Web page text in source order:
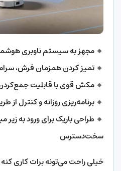
🔸 مجهز به سیستم ناوبری
🔸 تمیز کردن همزمان فرش،
🔸 مکش قوی با قابلیت
🔸 برنامه‌ریزی روزانه و کنترل از
🔸 طراحی باریک برای ورود به
سخت‌دسترس
خیلی راحت می‌تونه برات کاری